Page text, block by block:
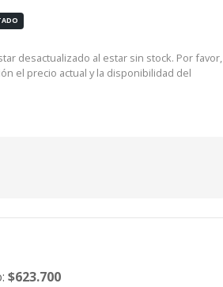
desactualizado al estar sin stock. Por favor,
el precio actual y la disponibilidad del
$623.700